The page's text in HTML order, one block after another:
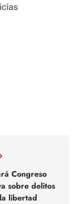
Congreso
sobre delitos
libertad